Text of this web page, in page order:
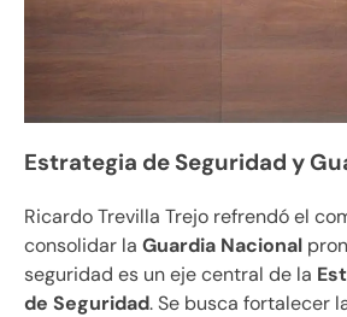
Estrategia de Seguridad y
Ricardo Trevilla Trejo refrendó el
consolidar la Guardia Nacional
seguridad es un eje central de la
de Seguridad. Se busca fortalecer